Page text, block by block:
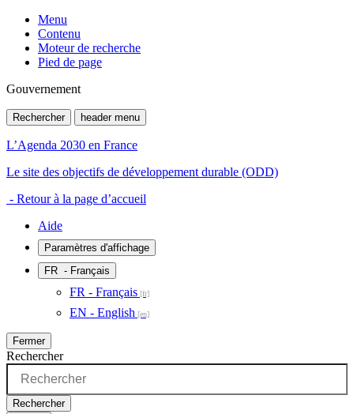
Menu
Contenu
Moteur de recherche
Pied de page
Gouvernement
Rechercher header menu
L’Agenda 2030 en France
Le site des objectifs de développement durable (ODD)
- Retour à la page d’accueil
Aide
Paramètres d'affichage
FR - Français
FR - Français
EN - English
Fermer
Rechercher
Rechercher